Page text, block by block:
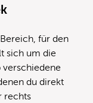
für den
sich um die
verschiedene
du direkt
rechts